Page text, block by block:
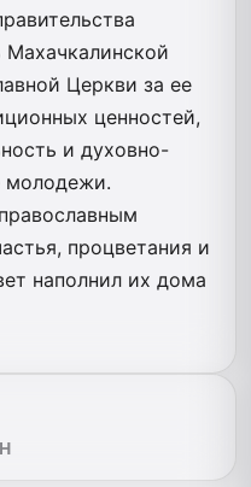
Махачкалинской
Церкви за ее
ценностей,
и духовно-
молодежи.
процветания и
наполнил их дома